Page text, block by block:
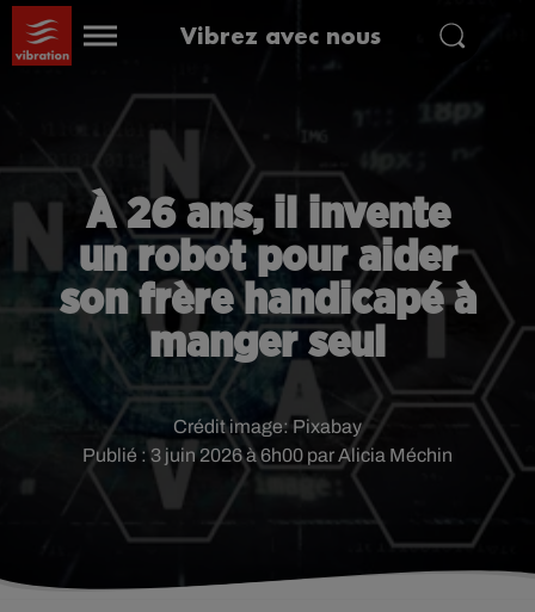
Vibrez avec nous
À 26 ans, il invente
un robot pour aider
son frère handicapé à
manger seul
Publié : 3 juin 2026 à 6h00 par Alicia Méchin
Crédit image: Pixabay